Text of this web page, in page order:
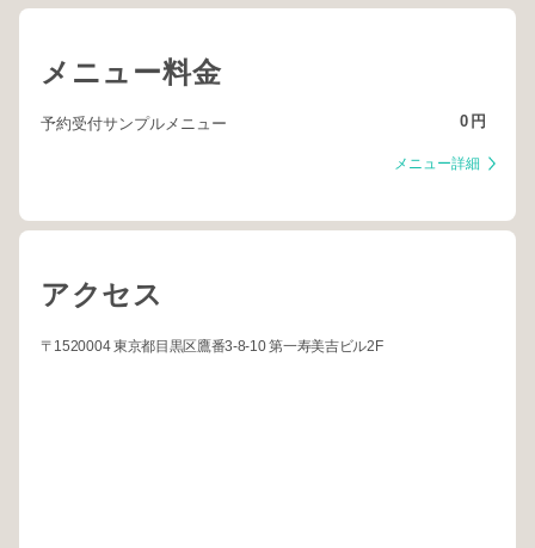
メニュー料金
予約受付サンプルメニュー 0 円
メニュー詳細
アクセス
〒1520004 東京都目黒区鷹番3-8-10 第一寿美吉ビル2F